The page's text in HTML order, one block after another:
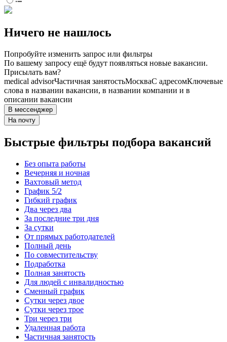
Ничего не нашлось
Попробуйте изменить запрос или фильтры
По вашему запросу ещё будут появляться новые вакансии.
Присылать вам?
medical advisorЧастичная занятостьМоскваС адресомКлючевые
слова в названии вакансии, в названии компании и в
описании вакансии
В мессенджер
На почту
Быстрые фильтры подбора вакансий
Без опыта работы
Вечерняя и ночная
Вахтовый метод
График 5/2
Гибкий график
Два через два
За последние три дня
За сутки
От прямых работодателей
Полный день
По совместительству
Подработка
Полная занятость
Для людей с инвалидностью
Сменный график
Сутки через двое
Сутки через трое
Три через три
Удаленная работа
Частичная занятость